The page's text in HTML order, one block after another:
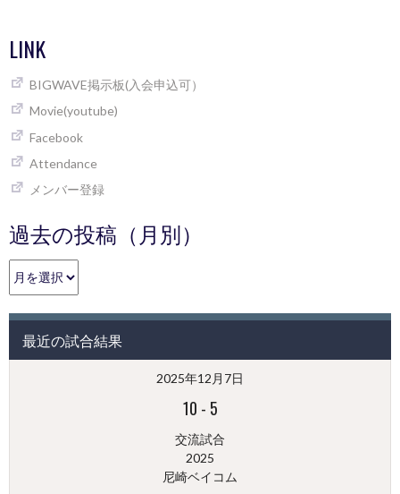
LINK
BIGWAVE掲示板(入会申込可）
Movie(youtube)
Facebook
Attendance
メンバー登録
過去の投稿（月別）
去
投
（月
最近の試合結果
2025年12月7日
10 - 5
交流試合
2025
尼崎ベイコム